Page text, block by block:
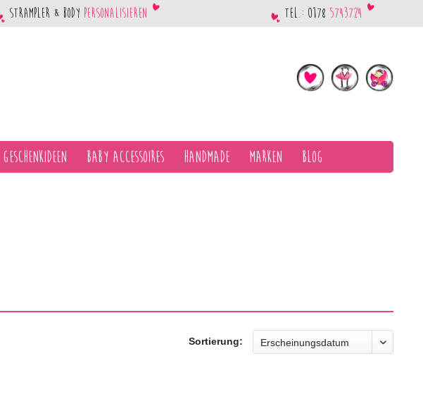
Strampler & Body personalisieren Tel.: 0178 5743724
Geschenkideen Baby Accessoires Handmade Marken Blog
Sortierung: